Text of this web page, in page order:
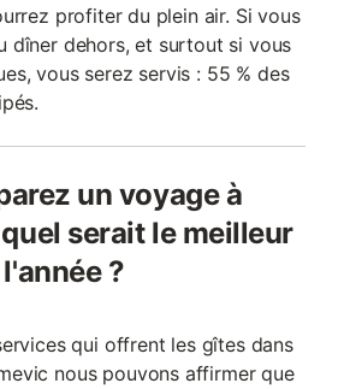
profiter du plein air. Si vous
dîner dehors, et surtout si vous
vous serez servis : 55 % des
un voyage à
serait le meilleur
?
qui offrent les gîtes dans
nous pouvons affirmer que